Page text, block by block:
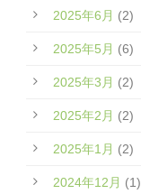
2025年6月 (2)
2025年5月 (6)
2025年3月 (2)
2025年2月 (2)
2025年1月 (2)
2024年12月 (1)